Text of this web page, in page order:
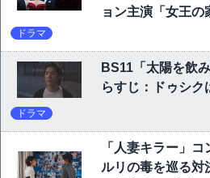
ョン主演「女王の
ドラマ
BS11「太陽を飲
らすじ：ドゥシク
ドラマ
「人妻キラー」
ルリの毒を巡る対